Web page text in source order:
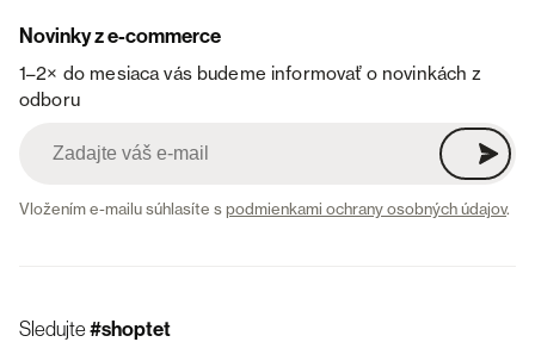
Novinky z e-commerce
1–2× do mesiaca vás budeme informovať o novinkách z
odboru
Vložením e-mailu súhlasíte spodmienkami ochrany osobných údajov.
Sledujte#shoptet